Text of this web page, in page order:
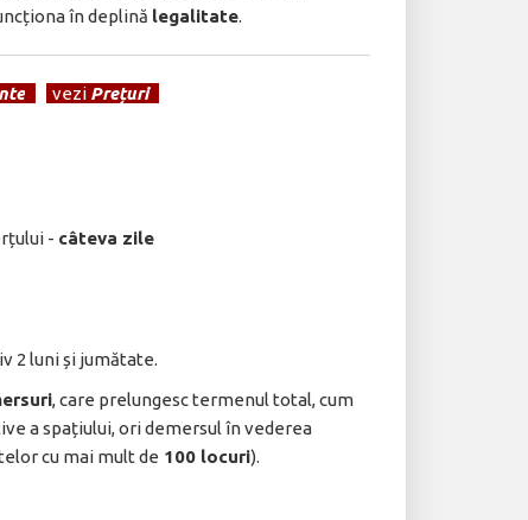
în deplină legalitate.
vezi Prețuri
- câteva zile
2 luni și jumătate.
, care prelungesc termenul total, cum
a spațiului, ori demersul în vederea
cu mai mult de 100 locuri).